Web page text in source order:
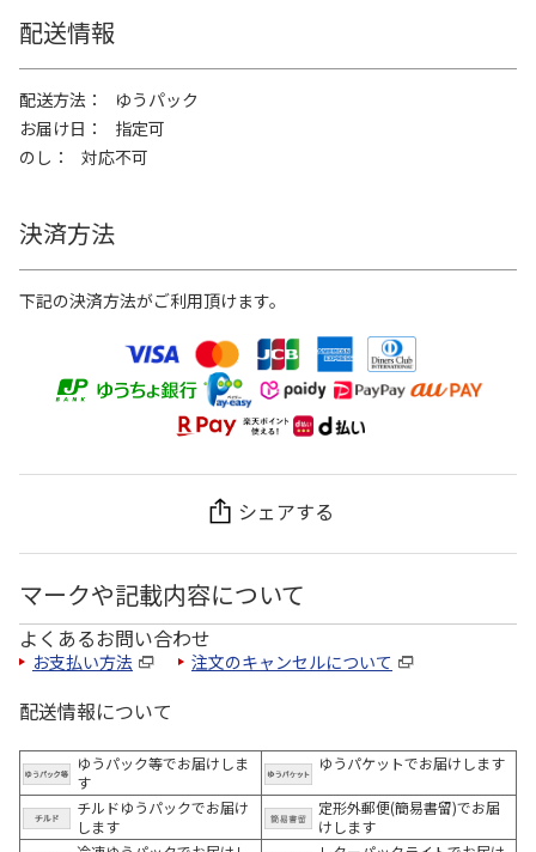
配送情報
配送方法
ゆうパック
お届け日
指定可
のし
対応不可
決済方法
下記の決済方法がご利用頂けます。
シェアする
マークや記載内容について
よくあるお問い合わせ
お支払い方法 注文のキャンセルについて
配送情報について
ゆうパック等でお届けしま
す
ゆうパケットでお届けします
チルドゆうパックでお届け
します
定形外郵便(簡易書留)でお届
けします